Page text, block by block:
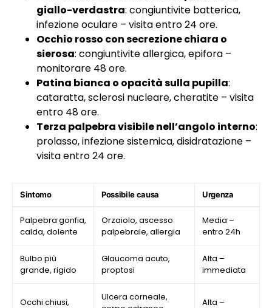
giallo-verdastra: congiuntivite batterica,
infezione oculare – visita entro 24 ore.
Occhio rosso con secrezione chiara o
sierosa: congiuntivite allergica, epifora –
monitorare 48 ore.
Patina bianca o opacità sulla pupilla:
cataratta, sclerosi nucleare, cheratite – visita
entro 48 ore.
Terza palpebra visibile nell’angolo interno:
prolasso, infezione sistemica, disidratazione –
visita entro 24 ore.
Sintomo Possibile causa Urgenza
Palpebra gonfia,
calda, dolente
Orzaiolo, ascesso
palpebrale, allergia
Media –
entro 24h
Bulbo più
grande, rigido
Glaucoma acuto,
proptosi
Alta –
immediata
Occhi chiusi,
Ulcera corneale,
Alta –